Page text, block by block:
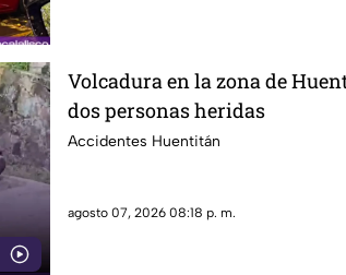
Volcadura en la zona de
dos personas heridas
Accidentes Huentitán
agosto 07, 2026 08:18 p. m.